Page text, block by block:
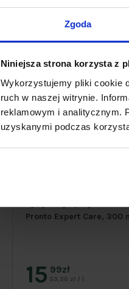
Zgoda
Niniejsza strona korzysta z
Wykorzystujemy pliki cookie
ruch w naszej witrynie.
reklamowym i analitycznym.
uzyskanymi podczas
Pronto Expert Care, 300
15 99zł
53,30 zł / l